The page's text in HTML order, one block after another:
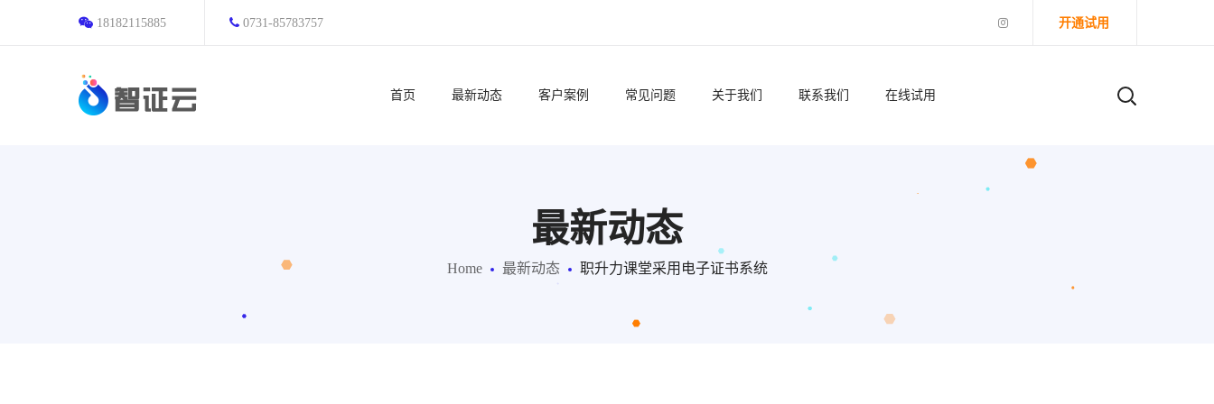
18182115885 0731-85783757 开通试用
首页 最新动态 客户案例 常见问题 关于我们 联系我们 在线试用
最新动态
Home 最新动态 职升力课堂采用电子证书系统